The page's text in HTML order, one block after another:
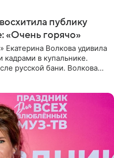
публику
«Очень горячо»
Екатерина Волкова удивила
в купальнике.
русской бани. Волкова